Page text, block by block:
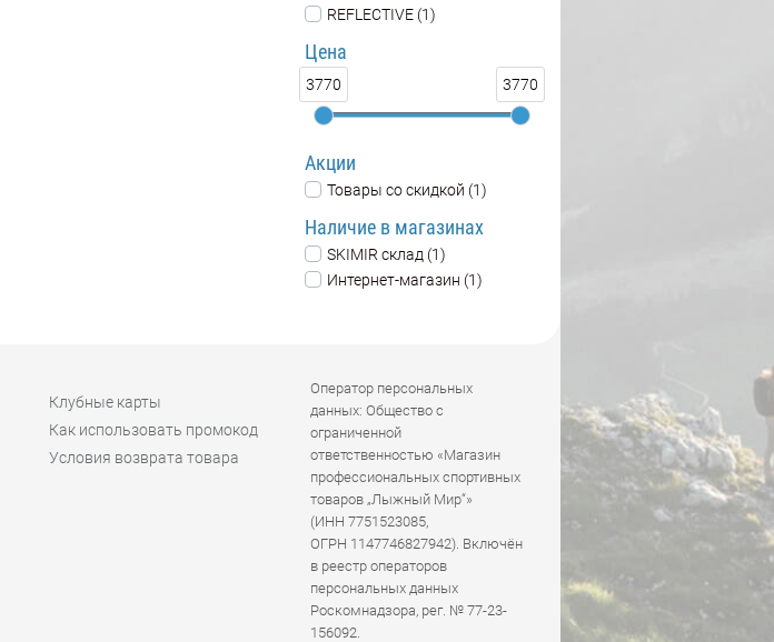
REFLECTIVE (1)
Цена
3770 3770
Акции
Товары со скидкой (1)
Наличие в магазинах
SKIMIR склад (1)
Интернет-магазин (1)
Клубные карты
Как использовать промокод
Условия возврата товара
Оператор персональных
данных: Общество с
ограниченной
ответственностью «Магазин
профессиональных спортивных
товаров „Лыжный Мир“»
(ИНН 7751523085,
ОГРН 1147746827942). Включён
в реестр операторов
персональных данных
Роскомнадзора, рег. № 77-23-
156092.